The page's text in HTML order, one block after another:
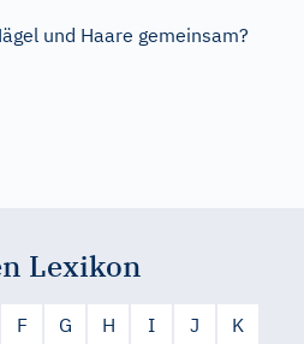
und Haare gemeinsam?
Lexikon
F G H I J
K